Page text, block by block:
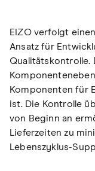
EIZO verfolgt
Ansatz für
Qualitätskontrolle.
Komponenten für
ist. Die Kontrolle
von Beginn an
Lieferzeiten zu
Lebenszyklus-